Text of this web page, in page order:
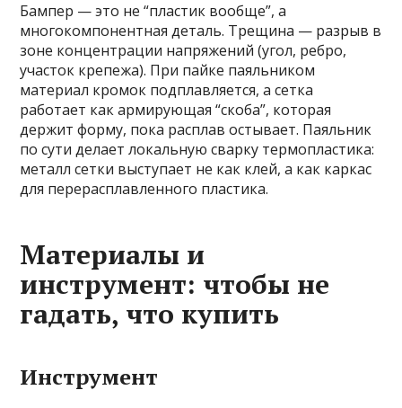
Бампер — это не “пластик вообще”, а
многокомпонентная деталь. Трещина — разрыв в
зоне концентрации напряжений (угол, ребро,
участок крепежа). При пайке паяльником
материал кромок подплавляется, а сетка
работает как армирующая “скоба”, которая
держит форму, пока расплав остывает. Паяльник
по сути делает локальную сварку термопластика:
металл сетки выступает не как клей, а как каркас
для перерасплавленного пластика.
Материалы и
инструмент: чтобы не
гадать, что купить
Инструмент